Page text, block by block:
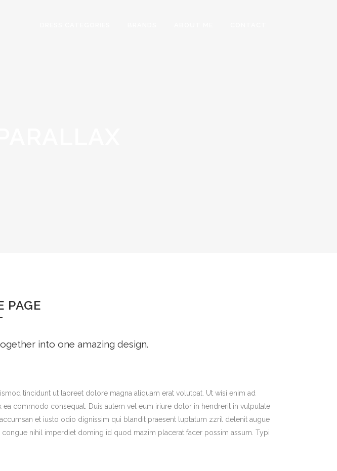
PAGE
into one amazing design.
tincidunt ut laoreet dolore magna aliquam erat volutpat. Ut wisi enim ad
commodo consequat. Duis autem vel eum iriure dolor in hendrerit in vulputate
et iusto odio dignissim qui blandit praesent luptatum zzril delenit augue
nihil imperdiet doming id quod mazim placerat facer possim assum. Typi